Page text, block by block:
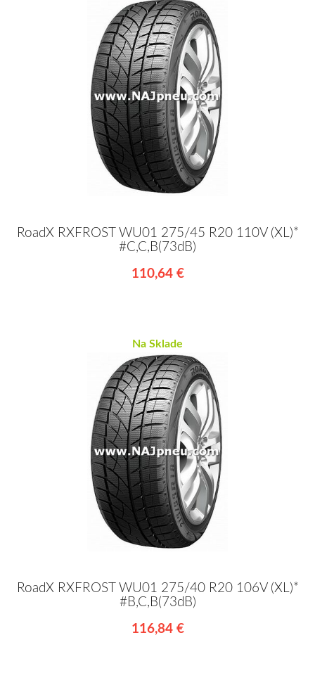
RoadX RXFROST WU01 275/45 R20 110V (XL)*
#C,C,B(73dB)
110,64 €
Na Sklade
RoadX RXFROST WU01 275/40 R20 106V (XL)*
#B,C,B(73dB)
116,84 €